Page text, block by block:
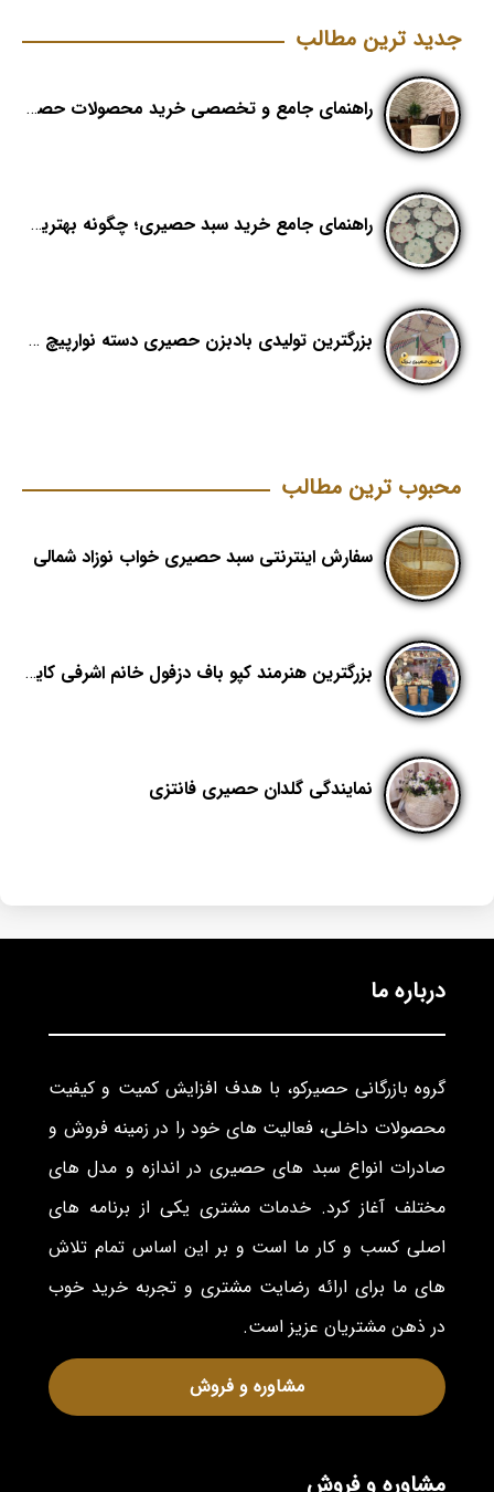
جدید ترین مطالب
راهنمای جامع و تخصصی خرید محصولات حصیری؛ هنر اصیل در دکوراسیون مدرن (بخش اول)
راهنمای جامع خرید سبد حصیری؛ چگونه بهترین کیفیت را در «هدیکا» تشخیص دهیم؟
بزرگترین تولیدی بادبزن حصیری دسته نوارپیچ در ایران با اسم برند هدیکا
محبوب ترین مطالب
سفارش اینترنتی سبد حصیری خواب نوزاد شمالی
بزرگترین هنرمند کپو باف دزفول خانم اشرفی کایدخورده
نمایندگی گلدان حصیری فانتزی
درباره ما
گروه بازرگانی حصیرکو، با هدف افزایش کمیت و کیفیت
محصولات داخلی، فعالیت های خود را در زمینه فروش و
صادرات انواع سبد های حصیری در اندازه و مدل های
مختلف آغاز کرد. خدمات مشتری یکی از برنامه های
اصلی کسب و کار ما است و بر این اساس تمام تلاش
های ما برای ارائه رضایت مشتری و تجربه خرید خوب
در ذهن مشتریان عزیز است.
مشاوره و فروش
مشاوره و فروش